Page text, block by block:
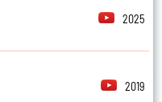
2025
2019